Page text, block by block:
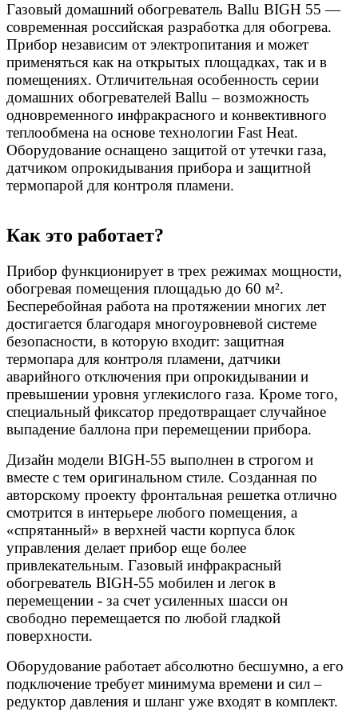
Газовый домашний обогреватель Ballu BIGH 55 —
современная российская разработка для обогрева.
Прибор независим от электропитания и может
применяться как на открытых площадках, так и в
помещениях. Отличительная особенность серии
домашних обогревателей Ballu – возможность
одновременного инфракрасного и конвективного
теплообмена на основе технологии Fast Heat.
Оборудование оснащено защитой от утечки газа,
датчиком опрокидывания прибора и защитной
термопарой для контроля пламени.
Как это работает?
Прибор функционирует в трех режимах мощности,
обогревая помещения площадью до 60 м².
Бесперебойная работа на протяжении многих лет
достигается благодаря многоуровневой системе
безопасности, в которую входит: защитная
термопара для контроля пламени, датчики
аварийного отключения при опрокидывании и
превышении уровня углекислого газа. Кроме того,
специальный фиксатор предотвращает случайное
выпадение баллона при перемещении прибора.
Дизайн модели BIGH-55 выполнен в строгом и
вместе с тем оригинальном стиле. Созданная по
авторскому проекту фронтальная решетка отлично
смотрится в интерьере любого помещения, а
«спрятанный» в верхней части корпуса блок
управления делает прибор еще более
привлекательным. Газовый инфракрасный
обогреватель BIGH-55 мобилен и легок в
перемещении - за счет усиленных шасси он
свободно перемещается по любой гладкой
поверхности.
Оборудование работает абсолютно бесшумно, а его
подключение требует минимума времени и сил –
редуктор давления и шланг уже входят в комплект.